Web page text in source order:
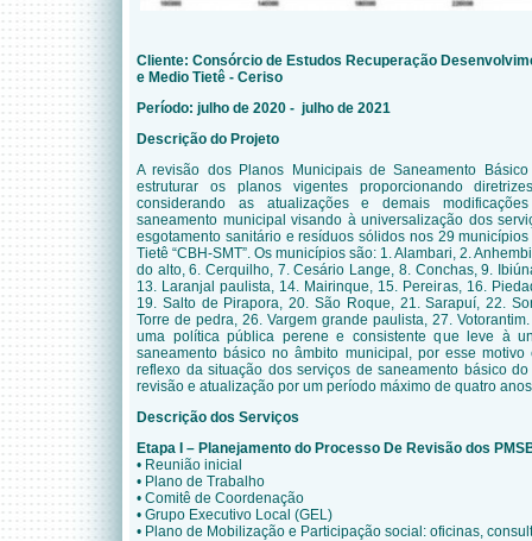
Cliente: Consórcio de Estudos Recuperação
e Medio Tietê - Ceriso
Período: julho de 2020 - julho de 2021
Descrição do Projeto
A revisão dos Planos Municipais de Saneamento
estruturar os planos vigentes proporcionando
considerando as atualizações e demais
saneamento municipal visando à universalização dos
esgotamento sanitário e resíduos sólidos nos 29
Tietê “CBH-SMT”. Os municípios são: 1. Alambari, 2.
do alto, 6. Cerquilho, 7. Cesário Lange, 8. Conchas, 9.
13. Laranjal paulista, 14. Mairinque, 15. Pereiras, 16.
19. Salto de Pirapora, 20. São Roque, 21. Sarapuí, 22.
Torre de pedra, 26. Vargem grande paulista, 27.
uma política pública perene e consistente que leve à
saneamento básico no âmbito municipal, por esse
reflexo da situação dos serviços de saneamento básico
revisão e atualização por um período máximo de quatro
Descrição dos Serviços
Etapa I – Planejamento do Processo De Revisão dos
• Reunião inicial
• Plano de Trabalho
• Comitê de Coordenação
• Grupo Executivo Local (GEL)
• Plano de Mobilização e Participação social: oficinas,